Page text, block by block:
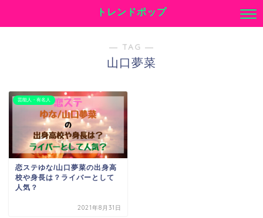
トレンドポップ
― TAG ―
山口夢菜
芸能人・有名人
恋ステゆな/山口夢菜の出身高
校や身長は？ライバーとして
人気？
2021年8月31日